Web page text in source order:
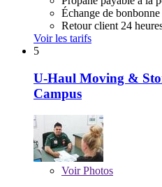
Échange de
Retour client 24
Voir les tarifs
5
U-Haul Moving &
Campus
VoirPhotos